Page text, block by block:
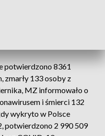
potwierdzono 8361
zmarły 133 osoby z
MZ informowało o
i śmierci 132
wykryto w Polsce
potwierdzono 2 990 509